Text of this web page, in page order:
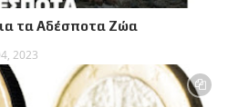
τα Αδέσποτα Ζώα
2023